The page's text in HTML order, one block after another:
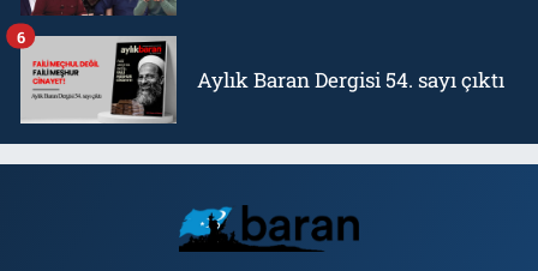
Aylık Baran Dergisi 54. sayı çıktı
6